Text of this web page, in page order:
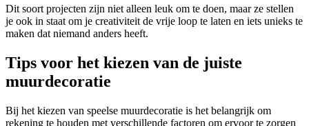
Dit soort projecten zijn niet alleen leuk om te doen, maar ze stellen
je ook in staat om je creativiteit de vrije loop te laten en iets unieks te
maken dat niemand anders heeft.
Tips voor het kiezen van de juiste
muurdecoratie
Bij het kiezen van speelse muurdecoratie is het belangrijk om
rekening te houden met verschillende factoren om ervoor te zorgen